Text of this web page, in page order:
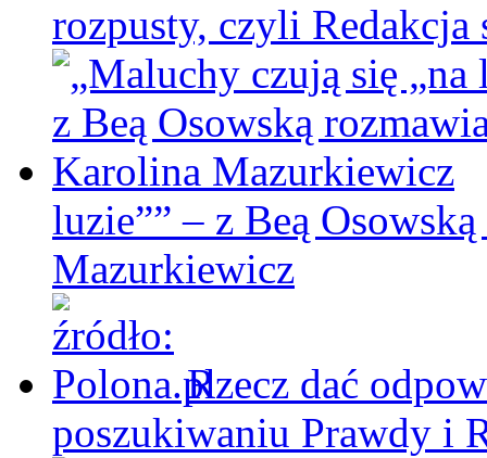
rozpusty, czyli Redakcja
luzie”” – z Beą
Mazurkiewicz
Rzecz dać
poszukiwaniu Prawdy i